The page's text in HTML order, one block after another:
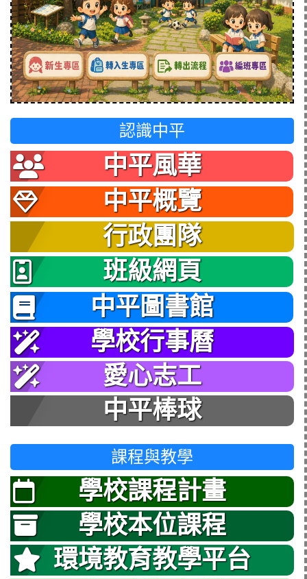
認識中平
中平風華
中平概覽
行政團隊
班級網頁
中平圖書館
學校行事曆
愛心志工
中平棒球
課程與教學
學校課程計畫
學校本位課程
環境教育教學平台